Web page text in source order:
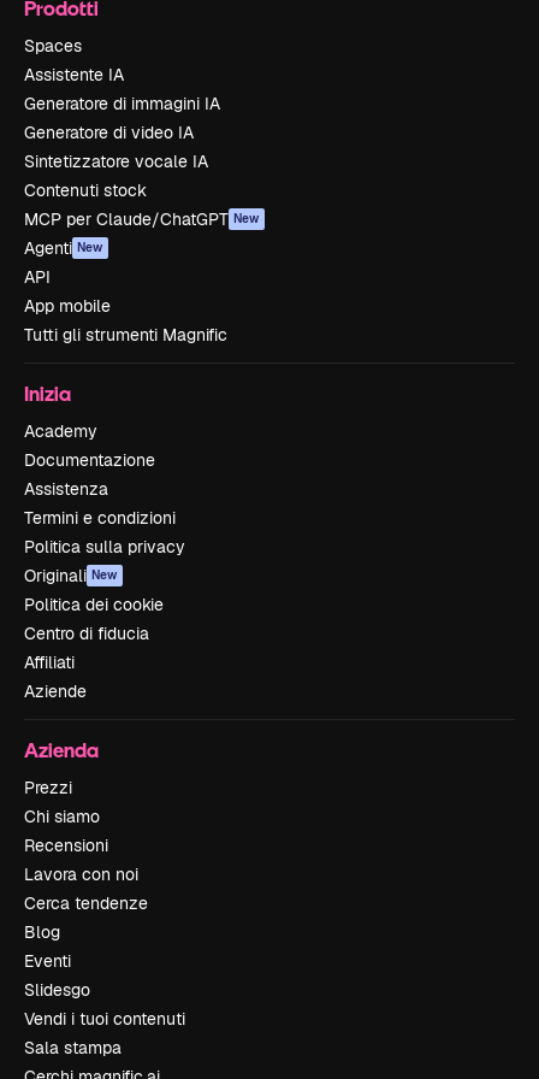
Prodotti
Spaces
Assistente IA
Generatore di immagini IA
Generatore di video IA
Sintetizzatore vocale IA
Contenuti stock
MCP per Claude/ChatGPT New
Agenti New
API
App mobile
Tutti gli strumenti Magnific
Inizia
Academy
Documentazione
Assistenza
Termini e condizioni
Politica sulla privacy
Originali New
Politica dei cookie
Centro di fiducia
Affiliati
Aziende
Azienda
Prezzi
Chi siamo
Recensioni
Lavora con noi
Cerca tendenze
Blog
Eventi
Slidesgo
Vendi i tuoi contenuti
Sala stampa